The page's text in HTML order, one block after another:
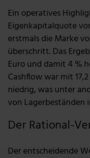
Ein operatives
Eigenkapitalquote
erstmals die Marke
überschritt. Das
Euro und damit 4 %
Cashflow war mit
niedrig, was unter
von Lagerbeständen
Der Rational-
Der entscheidende